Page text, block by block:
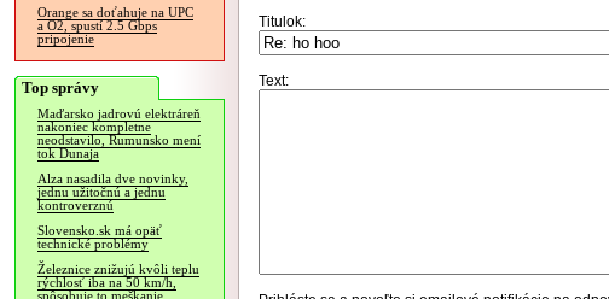
Orange sa doťahuje na UPC
a O2, spustí 2.5 Gbps
pripojenie
Top správy
Maďarsko jadrovú elektráreň
nakoniec kompletne
neodstavilo, Rumunsko mení
tok Dunaja
Alza nasadila dve novinky,
jednu užitočnú a jednu
kontroverznú
Slovensko.sk má opäť
technické problémy
Železnice znižujú kvôli teplu
rýchlosť iba na 50 km/h,
spôsobuje to meškanie
Titulok:
Text: